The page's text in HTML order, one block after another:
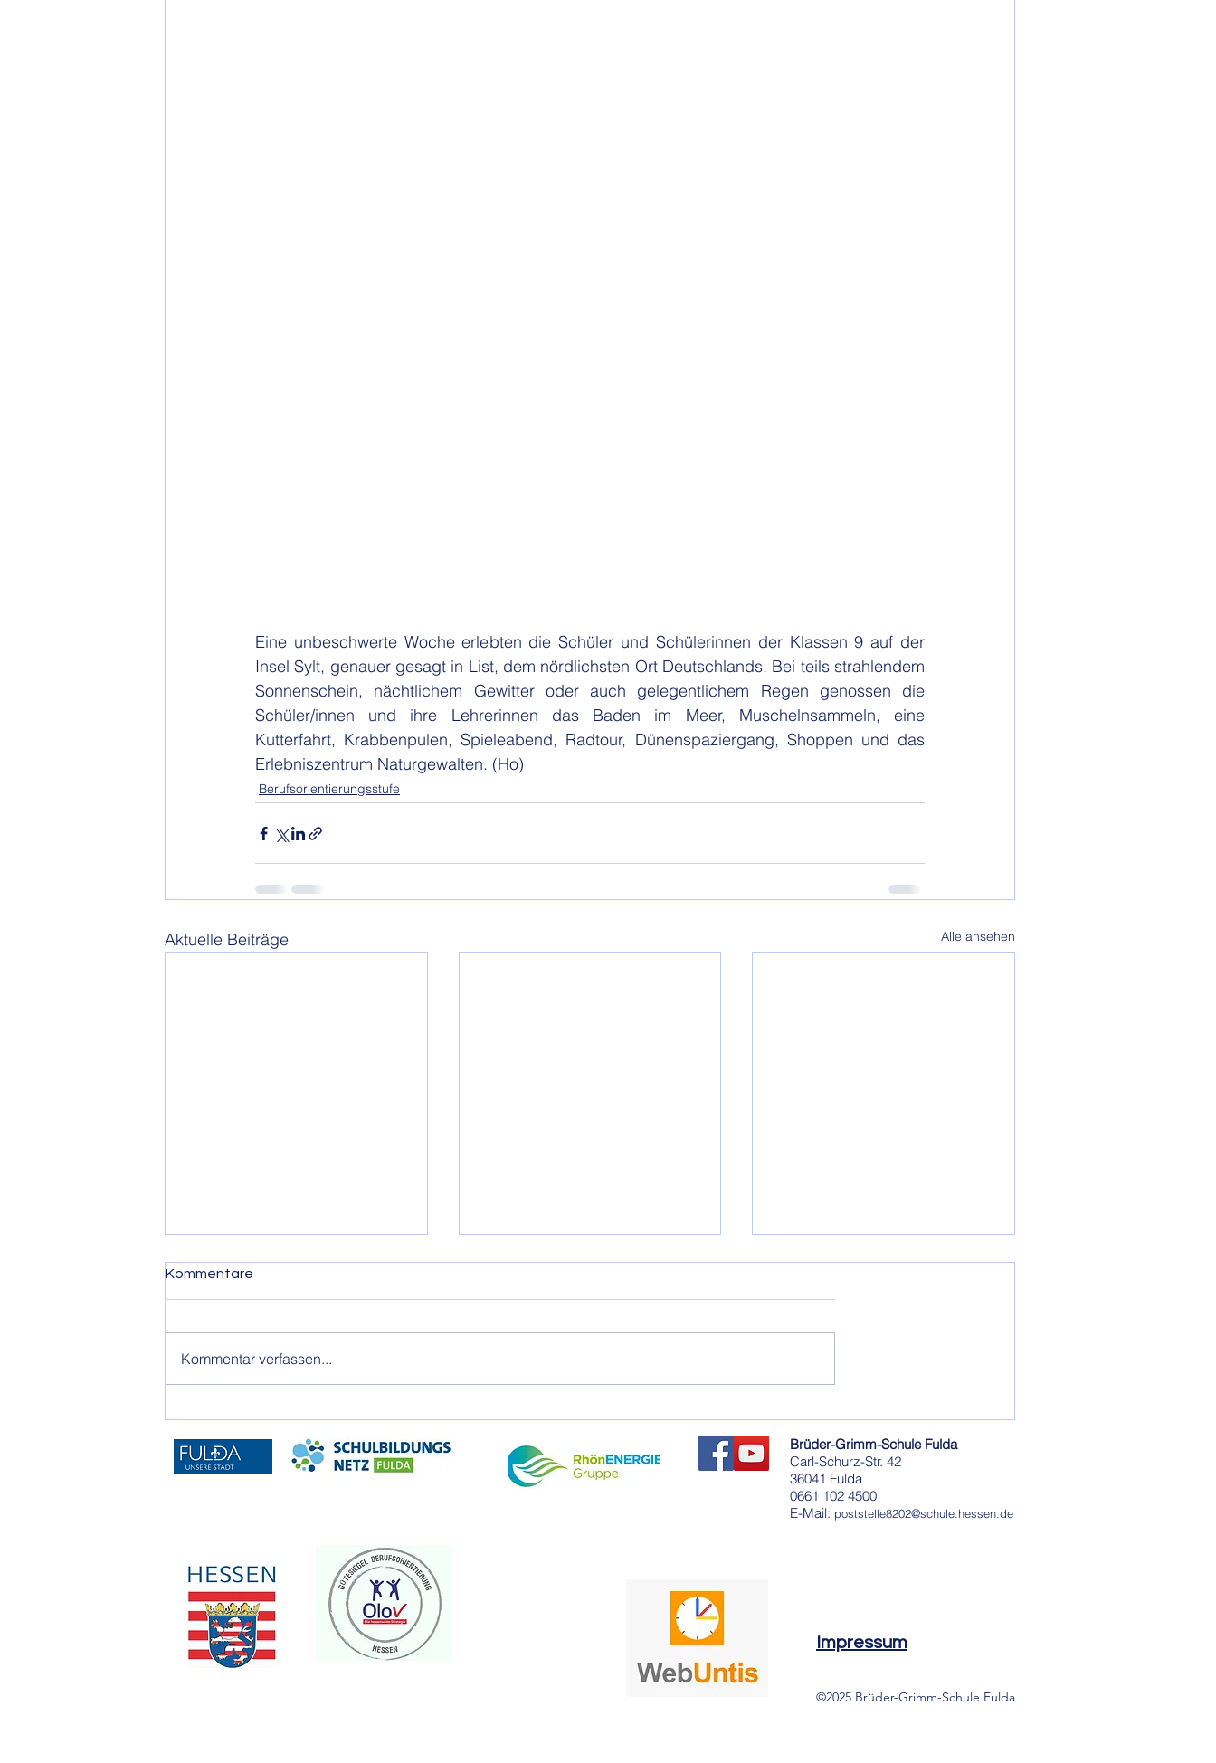
Eine unbeschwerte Woche erlebten die Schüler und Schülerinnen der Klassen 9 auf der
Insel Sylt, genauer gesagt in List, dem nördlichsten Ort Deutschlands. Bei teils strahlendem
Sonnenschein, nächtlichem Gewitter oder auch gelegentlichem Regen genossen die
Schüler/innen und ihre Lehrerinnen das Baden im Meer, Muschelnsammeln, eine
Kutterfahrt, Krabbenpulen, Spieleabend, Radtour, Dünenspaziergang, Shoppen und das
Erlebniszentrum Naturgewalten. (Ho)
Berufsorientierungsstufe
Aktuelle Beiträge Alle ansehen
Abschlussklassen
Kommentare
Kommentar verfassen...
Brüder-Grimm-Schule Fulda
Carl-Schurz-Str. 42
36041 Fulda
0661 102 4500
E-Mail: poststelle8202@schule.hessen.de
Impressum
©2025 Brüder-Grimm-Schule Fulda